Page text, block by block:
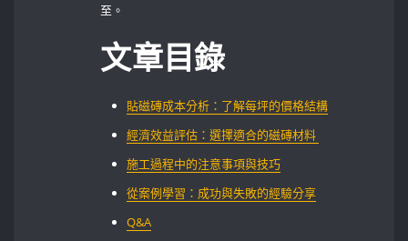
至。
文章目錄
貼磁磚成本分析：了解每坪的價格結構
經濟效益評估：選擇適合的磁磚材料 ‍
施工過程中的注意事項與技巧⁤
從案例學習：成功與失敗的經驗分享
Q&A